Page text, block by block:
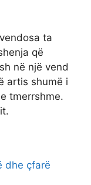
ta
që
në një vend
artis shumë i
tmerrshme.
dhe çfarë